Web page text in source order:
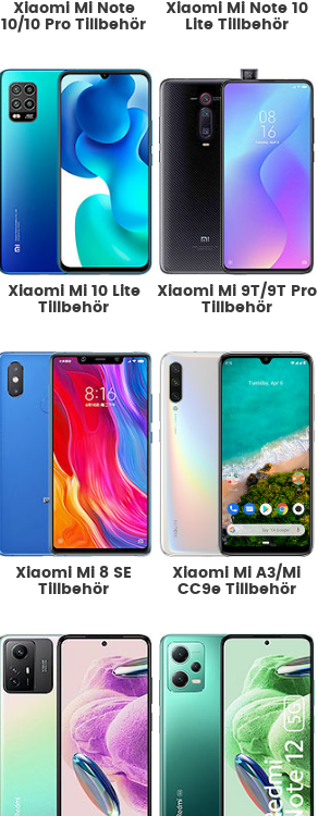
Xiaomi Mi Note
10/10 Pro Tillbehör
Xiaomi Mi Note 10
Lite Tillbehör
Xiaomi Mi 10 Lite
Tillbehör
Xiaomi Mi 9T/9T Pro
Tillbehör
Xiaomi Mi 8 SE
Tillbehör
Xiaomi Mi A3/Mi
CC9e Tillbehör